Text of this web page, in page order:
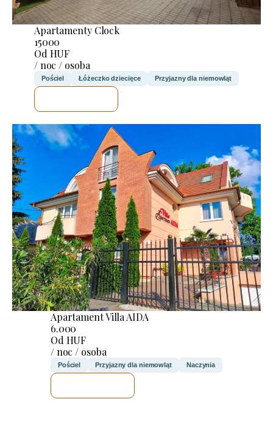
Apartamenty Clock
15000
Od HUF
/ noc / osoba
Pościel Łóżeczko dziecięce Przyjazny dla niemowląt
Apartament Villa AIDA
6.000
Od HUF
/ noc / osoba
Pościel Przyjazny dla niemowląt Naczynia